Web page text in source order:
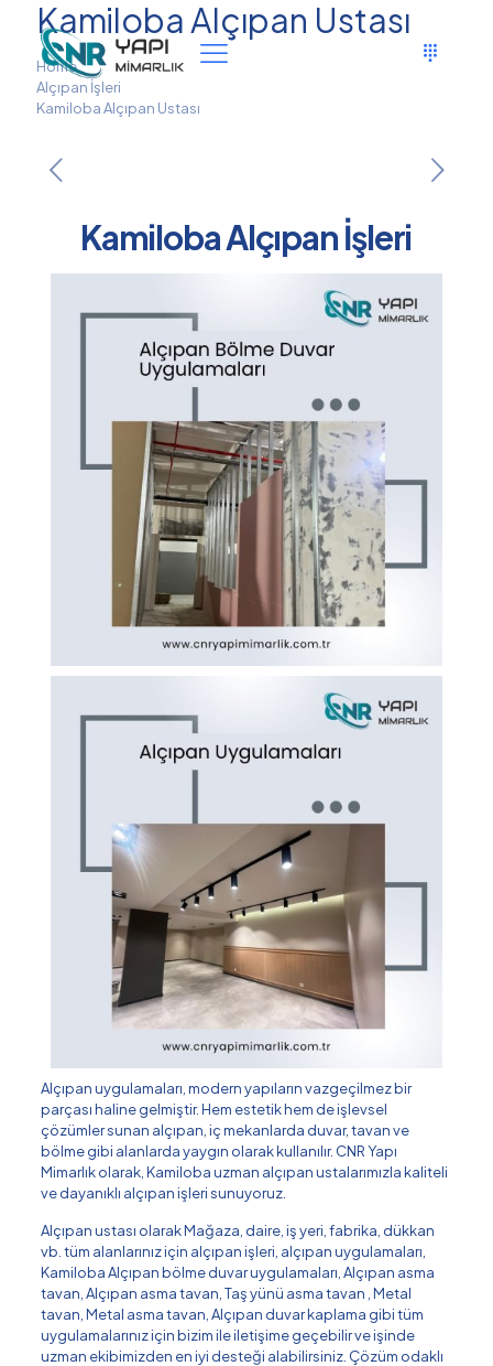
Kamiloba Alçıpan Ustası
Home
Alçıpan İşleri
Kamiloba Alçıpan Ustası
Kamiloba Alçıpan İşleri
Alçıpan uygulamaları, modern yapıların vazgeçilmez bir
parçası haline gelmiştir. Hem estetik hem de işlevsel
çözümler sunan alçıpan, iç mekanlarda duvar, tavan ve
bölme gibi alanlarda yaygın olarak kullanılır. CNR Yapı
Mimarlık olarak, Kamiloba uzman alçıpan ustalarımızla kaliteli
ve dayanıklı alçıpan işleri sunuyoruz.
Alçıpan ustası olarak Mağaza, daire, iş yeri, fabrika, dükkan
vb. tüm alanlarınız için alçıpan işleri, alçıpan uygulamaları,
Kamiloba Alçıpan bölme duvar uygulamaları, Alçıpan asma
tavan, Alçıpan asma tavan, Taş yünü asma tavan , Metal
tavan, Metal asma tavan, Alçıpan duvar kaplama gibi tüm
uygulamalarınız için bizim ile iletişime geçebilir ve işinde
uzman ekibimizden en iyi desteği alabilirsiniz. Çözüm odaklı